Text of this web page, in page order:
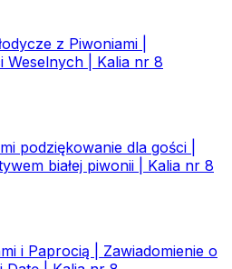
z Piwoniami |
Weselnych | Kalia nr 8
podziękowanie dla gości |
białej piwonii | Kalia nr 8
i Paprocią | Zawiadomienie o